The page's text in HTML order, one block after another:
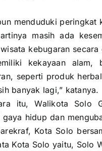
menduduki
masih ada
kebugaran
kekayaan alam,
seperti produk
banyak lagi,” katanya.
itu, Walikota Solo
gaya hidup dan
Kota Solo
Kota Solo yaitu, Solo